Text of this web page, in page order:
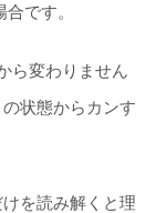
です。
ら変わりません
状態からカンす
を読み解くと理